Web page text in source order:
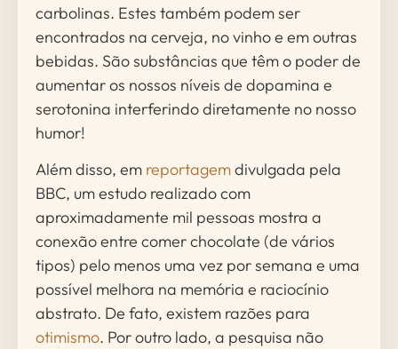
carbolinas. Estes também podem ser
encontrados na cerveja, no vinho e em outras
bebidas. São substâncias que têm o poder de
aumentar os nossos níveis de dopamina e
serotonina interferindo diretamente no nosso
humor!
Além disso, em reportagemdivulgada pela
BBC, um estudo realizado com
aproximadamente mil pessoas mostra a
conexão entre comer chocolate (de vários
tipos) pelo menos uma vez por semana e uma
possível melhora na memória e raciocínio
abstrato. De fato, existem razões para
otimismo. Por outro lado, a pesquisa não